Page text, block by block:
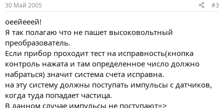
30 Май 2005 #3
оеейееей!
Я так полагаю что не пашет высоковольтный
преобразователь.
Если прибор проходит тест на исправность(кнопка
контроль нажата и там определенное число должно
набраться) значит система счета исправна.
на эту систему должны поступать импульсы с датчиков,
когда туда попадает частица.
В данном случае импульсы не поступают=>